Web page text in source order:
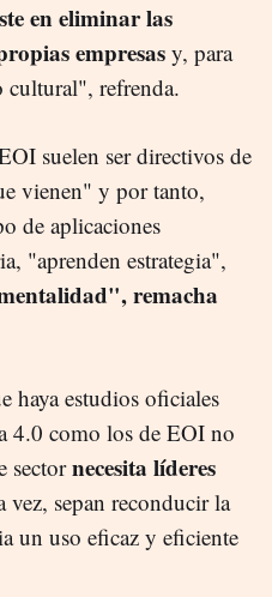
en eliminar las
empresas y, para
cultural", refrenda.
suelen ser directivos de
vienen" y por tanto,
de aplicaciones
"aprenden estrategia",
remacha
haya estudios oficiales
4.0 como los de EOI no
sectornecesita líderes
vez, sepan reconducir la
un uso eficaz y eficiente